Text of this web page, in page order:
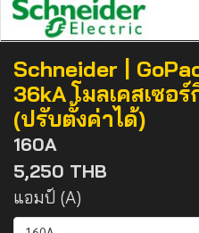
Schneider |
36kA โมลเคสเซอ
(ปรับตั้งค่าได้)
160A
5,250 THB
แอมป์ (A)